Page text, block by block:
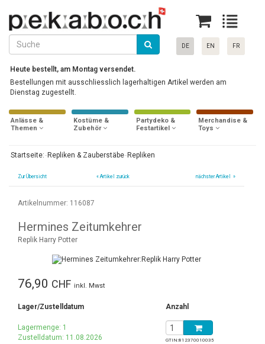
DE EN FR
Heute bestellt, am Montag versendet.
Bestellungen mit ausschliesslich lagerhaltigen Artikel werden am
Dienstag zugestellt.
Anlässe &
Themen
Kostüme &
Zubehör
Partydeko &
Festartikel
Merchandise &
Toys
Startseite: Repliken & Zauberstäbe Repliken
Zur Übersicht «Artikel zurück nächster Artikel »
Artikelnummer: 116087
Hermines Zeitumkehrer
Replik Harry Potter
76,90 CHF inkl. Mwst
Lager/Zustelldatum Anzahl
Lagermenge: 1
Zustelldatum: 11.08.2026
GTIN:812370010035